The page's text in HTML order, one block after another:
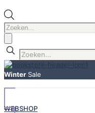
Producten
zoeken
Winter Sale
WEBSHOP